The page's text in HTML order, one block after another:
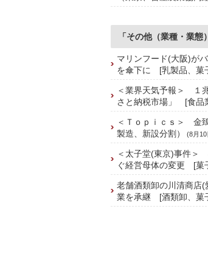
「その他（業種・業
マリンフード(大阪)が
を傘下に [乳製品、菓
＜業界天気予報＞ １
さと納税市場」 [食品
＜Ｔｏｐｉｃｓ＞ 金
製造、新設分割）
(8月10
＜太子堂(東京)事件＞
ぐ経営母体の変更 [菓
老舗酒類卸の川清商店
業を承継 [酒類卸、菓